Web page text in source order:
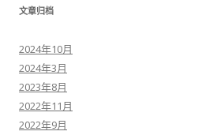
文章归档
2024年10月
2024年3月
2023年8月
2022年11月
2022年9月